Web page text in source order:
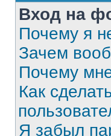
Вход на
Почему я
Зачем
Почему
Как
Я забыл